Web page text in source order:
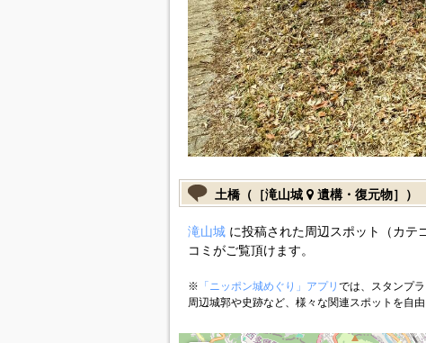
土橋（［滝山城 遺構・復元物］）
滝山城に投稿された周辺スポット（カテ
コミがご覧頂けます。
※ 「ニッポン城めぐり」アプリ では、スタンプ
周辺城郭や史跡など、様々な関連スポットを自由